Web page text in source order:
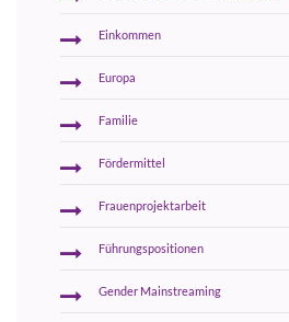
Einkommen
Europa
Familie
Fördermittel
Frauenprojektarbeit
Führungspositionen
Gender Mainstreaming